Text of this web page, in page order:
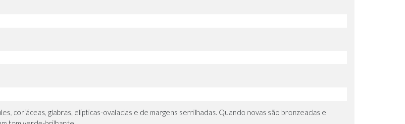
coriáceas, glabras, elípticas-ovaladas e de margens serrilhadas. Quando novas são bronzeadas e